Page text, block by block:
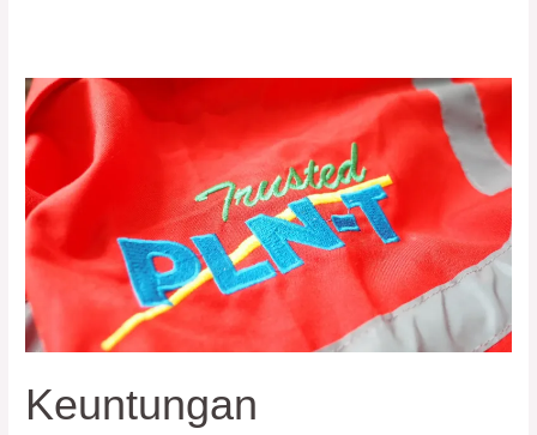
Keuntungan
Keuntungan
Menggunakan
Jasa
Pembuatan
Seragam
Kerja